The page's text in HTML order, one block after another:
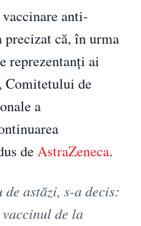
anti-
precizat că, în urma
reprezentanți ai
Comitetului de
a
deAstraZeneca.
astăzi, s-a decis:
de la